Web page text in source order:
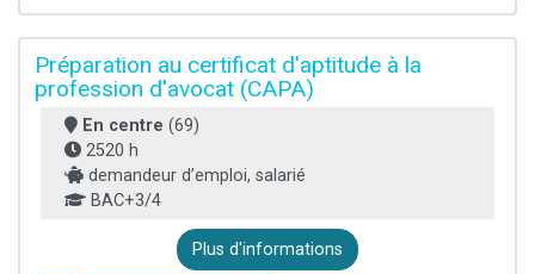
Préparation au certificat d'aptitude à la
profession d'avocat (CAPA)
En centre (69)
2520 h
demandeur d’emploi, salarié
BAC+3/4
Plus d'informations